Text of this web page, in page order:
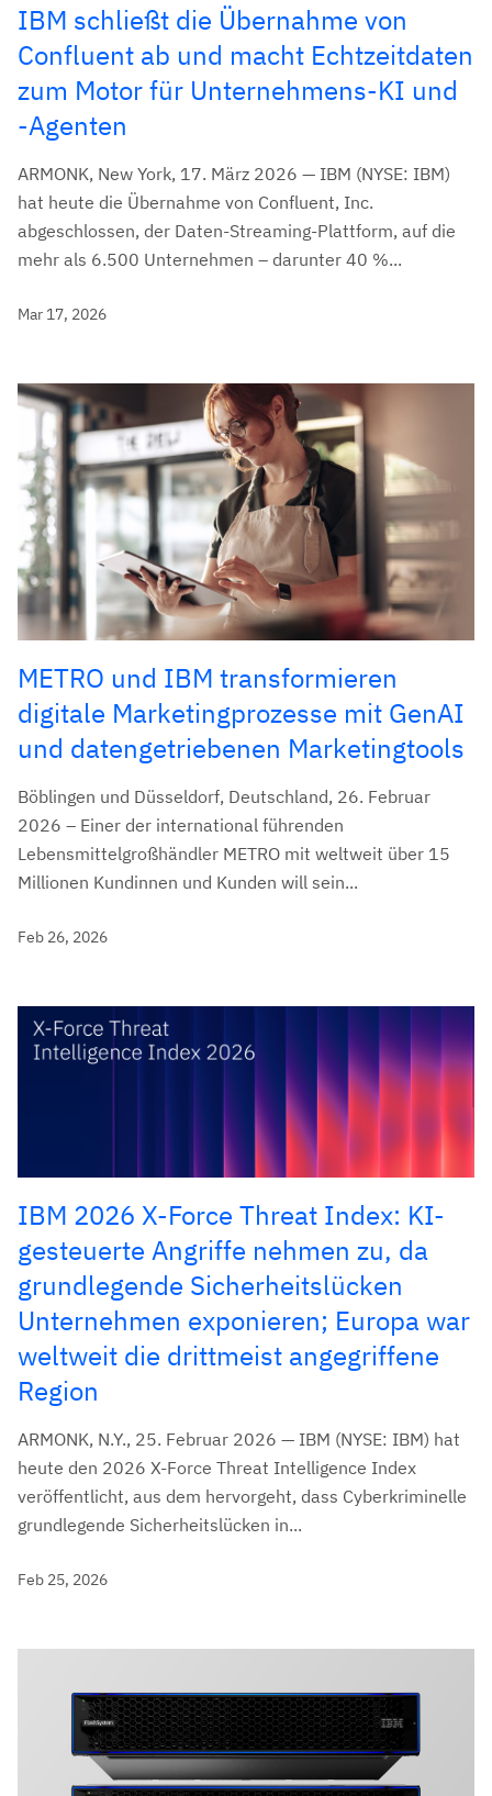
IBM schließt die Übernahme von
Confluent ab und macht Echtzeitdaten
zum Motor für Unternehmens-KI und
-Agenten
ARMONK, New York, 17. März 2026 — IBM (NYSE: IBM)
hat heute die Übernahme von Confluent, Inc.
abgeschlossen, der Daten-Streaming-Plattform, auf die
mehr als 6.500 Unternehmen – darunter 40 %...
Mar 17, 2026
METRO und IBM transformieren
digitale Marketingprozesse mit GenAI
und datengetriebenen Marketingtools
Böblingen und Düsseldorf, Deutschland, 26. Februar
2026 – Einer der international führenden
Lebensmittelgroßhändler METRO mit weltweit über 15
Millionen Kundinnen und Kunden will sein...
Feb 26, 2026
IBM 2026 X-Force Threat Index: KI-
gesteuerte Angriffe nehmen zu, da
grundlegende Sicherheitslücken
Unternehmen exponieren; Europa war
weltweit die drittmeist angegriffene
Region
ARMONK, N.Y., 25. Februar 2026 — IBM (NYSE: IBM) hat
heute den 2026 X-Force Threat Intelligence Index
veröffentlicht, aus dem hervorgeht, dass Cyberkriminelle
grundlegende Sicherheitslücken in...
Feb 25, 2026